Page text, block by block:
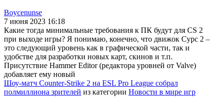
Boycenunse
7 июня 2023 16:18
Какие тогда минимальные требования к ПК будут для CS 2
при выходе игры? Я понимаю, конечно, что движок Сурс 2 –
это следующий уровень как в графической части, так и
удобстве для разработки новых карт, скинов и т.п.
Присутствие Hammer Editor (редактора уровней от Valve)
добавляет ему новый
Шоу-матч Counter-Strike 2 на ESL Pro League собрал
полмиллиона зрителей из категории Новости в мире игр